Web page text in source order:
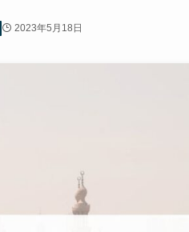
2023年5月18日